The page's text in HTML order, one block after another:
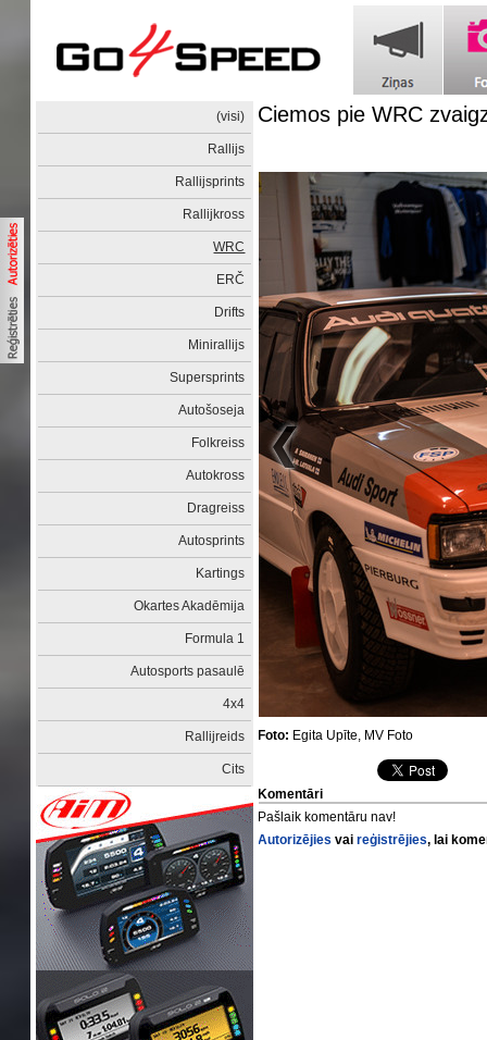
(visi)
Rallijs
Rallijsprints
Rallijkross
WRC
ERČ
Drifts
Minirallijs
Supersprints
Autošoseja
Folkreiss
Autokross
Dragreiss
Autosprints
Kartings
Okartes Akadēmija
Formula 1
Autosports pasaulē
4x4
Rallijreids
Cits
Ciemos pie WRC
Foto: Egita Upīte, MV Foto
Komentāri
Pašlaik komentāru nav!
Autorizējies vaireģistrējies, lai